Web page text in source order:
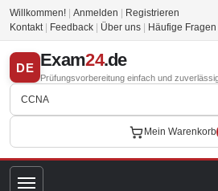
Willkommen! Anmelden
Registrieren
Kontakt
Feedback Über uns Häufige Fragen
DE Exam24.de
Prüfungsvorbereitung einfach und
Mein Warenkorb